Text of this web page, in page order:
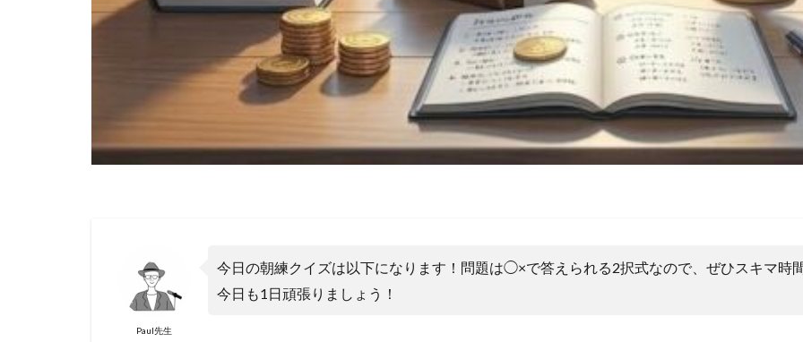
Paul先生
今日の朝練クイズは以下になります！問題は◯×で答えられる2択式なので、ぜひスキマ時
今日も1日頑張りましょう！